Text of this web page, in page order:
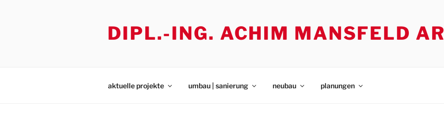
DIPL.-ING. ACHIM MANSFELD
aktuelle projekte umbau | sanierung neubau planungen